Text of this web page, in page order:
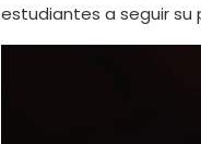
estudiantes a seguir su